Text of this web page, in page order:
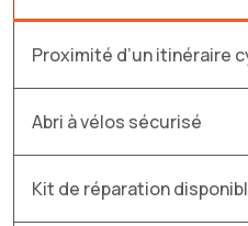
Proximité d’un itinéraire
Abri à vélos sécurisé
Kit de réparation